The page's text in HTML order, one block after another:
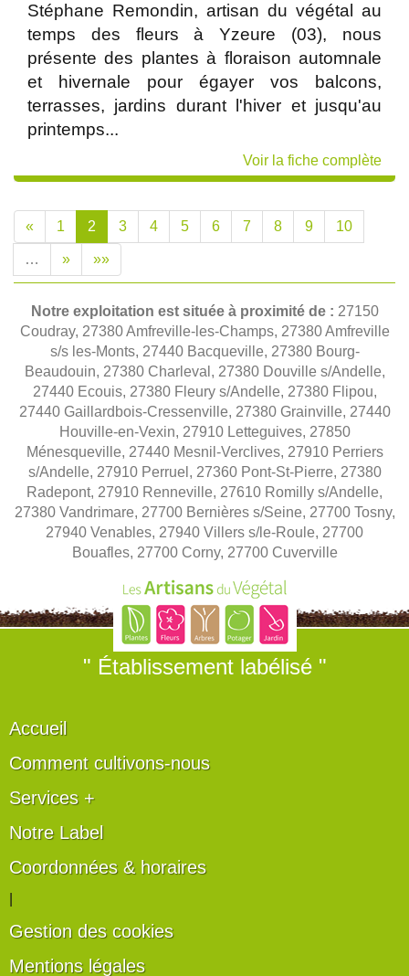
Stéphane Remondin, artisan du végétal au
temps des fleurs à Yzeure (03), nous
présente des plantes à floraison automnale
et hivernale pour égayer vos balcons,
terrasses, jardins durant l'hiver et jusqu'au
printemps...
Voir la fiche complète
« 1 2 3 4 5 6 7 8 9 10
… » »»
Notre exploitation est située à proximité de : 27150
Coudray, 27380 Amfreville-les-Champs, 27380 Amfreville
s/s les-Monts, 27440 Bacqueville, 27380 Bourg-
Beaudouin, 27380 Charleval, 27380 Douville s/Andelle,
27440 Ecouis, 27380 Fleury s/Andelle, 27380 Flipou,
27440 Gaillardbois-Cressenville, 27380 Grainville, 27440
Houville-en-Vexin, 27910 Letteguives, 27850
Ménesqueville, 27440 Mesnil-Verclives, 27910 Perriers
s/Andelle, 27910 Perruel, 27360 Pont-St-Pierre, 27380
Radepont, 27910 Renneville, 27610 Romilly s/Andelle,
27380 Vandrimare, 27700 Bernières s/Seine, 27700 Tosny,
27940 Venables, 27940 Villers s/le-Roule, 27700
Bouafles, 27700 Corny, 27700 Cuverville
" Établissement labélisé "
Accueil
Comment cultivons-nous
Services +
Notre Label
Coordonnées & horaires
Gestion des cookies
Mentions légales